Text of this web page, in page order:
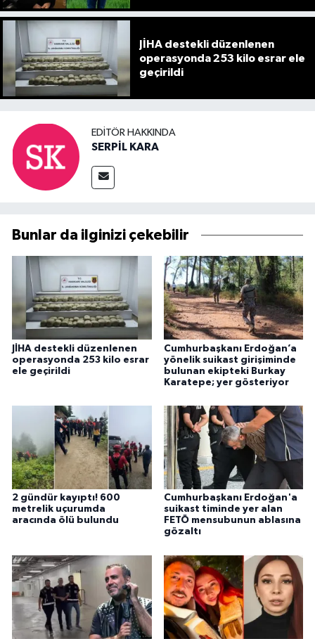
JİHA destekli düzenlenen
operasyonda 253 kilo esrar ele
geçirildi
EDITÖR HAKKINDA
SERPİL KARA
Bunlar da ilginizi çekebilir
JİHA destekli düzenlenen
operasyonda 253 kilo esrar
ele geçirildi
Cumhurbaşkanı Erdoğan’a
yönelik suikast girişiminde
bulunan ekipteki Burkay
Karatepe; yer gösteriyor
2 gündür kayıptı! 600
metrelik uçurumda
aracında ölü bulundu
Cumhurbaşkanı Erdoğan'a
suikast timinde yer alan
FETÖ mensubunun ablasına
gözaltı